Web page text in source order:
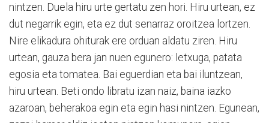
nintzen. Duela hiru urte gertatu zen hori. Hiru urtean, ez
dut negarrik egin, eta ez dut senarraz oroitzea lortzen.
Nire elikadura ohiturak ere orduan aldatu ziren. Hiru
urtean, gauza bera jan nuen egunero: letxuga, patata
egosia eta tomatea. Bai eguerdian eta bai iluntzean,
hiru urtean. Beti ondo libratu izan naiz, baina iazko
azaroan, beherakoa egin eta egin hasi nintzen. Egunean,